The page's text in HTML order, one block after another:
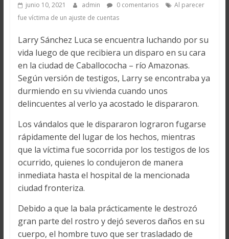
junio 10, 2021 admin 0 comentarios
Al parecer
fue víctima de un ajuste de cuentas
Larry Sánchez Luca se encuentra luchando por su
vida luego de que recibiera un disparo en su cara
en la ciudad de Caballococha – río Amazonas.
Según versión de testigos, Larry se encontraba ya
durmiendo en su vivienda cuando unos
delincuentes al verlo ya acostado le dispararon.
Los vándalos que le dispararon lograron fugarse
rápidamente del lugar de los hechos, mientras
que la víctima fue socorrida por los testigos de los
ocurrido, quienes lo condujeron de manera
inmediata hasta el hospital de la mencionada
ciudad fronteriza.
Debido a que la bala prácticamente le destrozó
gran parte del rostro y dejó severos daños en su
cuerpo, el hombre tuvo que ser trasladado de